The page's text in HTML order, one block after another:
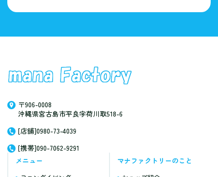
〒906-0008
沖縄県宮古島市平良字荷川取518-6
[店舗]0980-73-4039
[携帯]090-7062-9291
メニュー
マナファクトリーのこと